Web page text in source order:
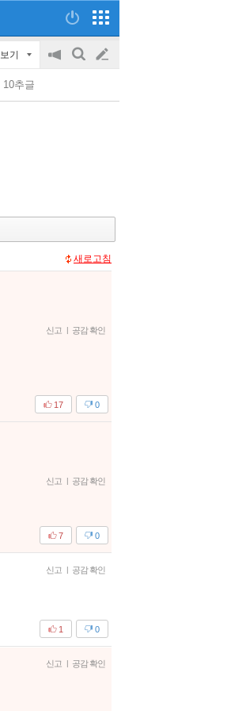
기
공
on/off
검
글
쓰
10추글
새로고침
신고 | 공감 확인
0
17
신고 | 공감 확인
0
7
신고 | 공감 확인
0
1
신고 | 공감 확인